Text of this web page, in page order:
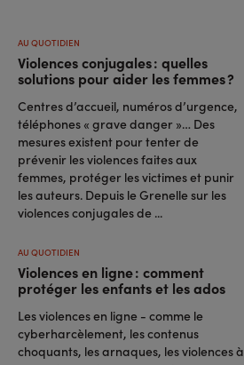
Violences conjugales : quelles
solutions pour aider les femmes ?
AU QUOTIDIEN
Centres d’accueil, numéros d’urgence,
téléphones « grave danger »… Des
mesures existent pour tenter de
prévenir les violences faites aux
femmes, protéger les victimes et punir
les auteurs. Depuis le Grenelle sur les
violences conjugales de ...
Violences en ligne : comment
protéger les enfants et les ados
AU QUOTIDIEN
Les violences en ligne - comme le
cyberharcèlement, les contenus
choquants, les arnaques, les violences à